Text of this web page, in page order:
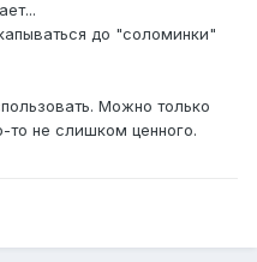
до "соломинки"
Можно только
не слишком ценного.